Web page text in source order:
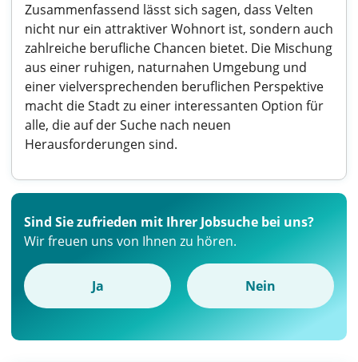
Zusammenfassend lässt sich sagen, dass Velten
nicht nur ein attraktiver Wohnort ist, sondern auch
zahlreiche berufliche Chancen bietet. Die Mischung
aus einer ruhigen, naturnahen Umgebung und
einer vielversprechenden beruflichen Perspektive
macht die Stadt zu einer interessanten Option für
alle, die auf der Suche nach neuen
Herausforderungen sind.
Sind Sie zufrieden mit Ihrer Jobsuche bei uns?
Wir freuen uns von Ihnen zu hören.
Ja Nein